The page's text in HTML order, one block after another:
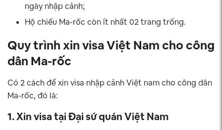
ngày nhập cảnh;
Hộ chiếu Ma-rốc còn ít nhất 02 trang trống.
Quy trình xin visa Việt Nam cho công
dân Ma-rốc
Có 2 cách để xin visa nhập cảnh Việt nam cho công dân
Ma-rốc, đó là:
1. Xin visa tại Đại sứ quán Việt Nam